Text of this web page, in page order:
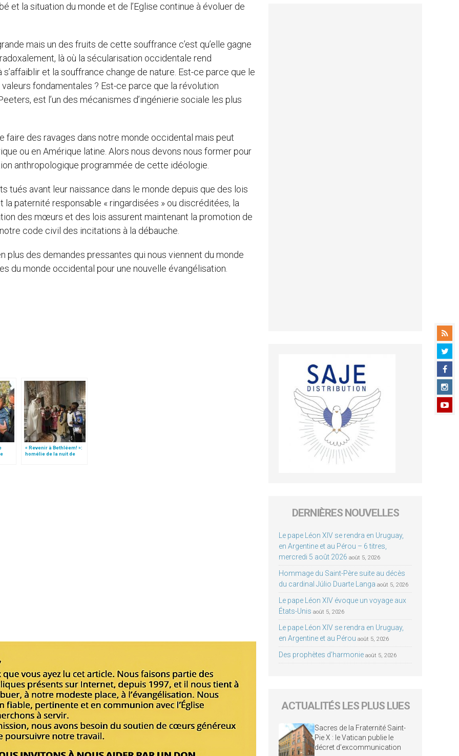
et la situation du monde et de l’Eglise continue à évoluer de
mais un des fruits de cette souffrance c’est qu’elle gagne
là où la sécularisation occidentale rend
s’affaiblir et la souffrance change de nature. Est-ce parce que le
fondamentales ? Est-ce parce que la révolution
est l’un des mécanismes d’ingénierie sociale les plus
faire des ravages dans notre monde occidental mais peut
ou en Amérique latine. Alors nous devons nous former pour
anthropologique programmée de cette idéologie.
tués avant leur naissance dans le monde depuis que des lois
la paternité responsable « ringardisées » ou discréditées, la
des mœurs et des lois assurent maintenant la promotion de
code civil des incitations à la débauche.
plus des demandes pressantes qui nous viennent du monde
du monde occidental pour une nouvelle évangélisation.
« Revenir à Bethléem! »:
homélie de la nuit de
Noël (texte complet)
DERNIÈRES NOUVELLES
Le pape Léon XIV se rendra en Uruguay,
en Argentine et au Pérou – 6 titres,
mercredi 5 août 2026 août 5, 2026
Hommage du Saint-Père suite au décès
du cardinal Júlio Duarte Langa août 5, 2026
Le pape Léon XIV évoque un voyage aux
États-Unis août 5, 2026
Le pape Léon XIV se rendra en Uruguay,
en Argentine et au Pérou août 5, 2026
Des prophètes d’harmonie août 5, 2026
ACTUALITÉS LES PLUS LUES
Sacres de la Fraternité Saint-
Pie X : le Vatican publie le
décret d’excommunication